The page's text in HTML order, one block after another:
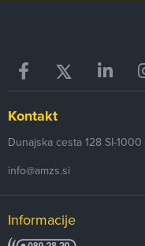
Kontakt
Dunajska cesta 128 SI-1000
info@amzs.si
Informacije